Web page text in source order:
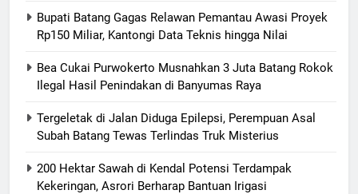
Bupati Batang Gagas Relawan Pemantau Awasi Proyek
Rp150 Miliar, Kantongi Data Teknis hingga Nilai
Bea Cukai Purwokerto Musnahkan 3 Juta Batang Rokok
Ilegal Hasil Penindakan di Banyumas Raya
Tergeletak di Jalan Diduga Epilepsi, Perempuan Asal
Subah Batang Tewas Terlindas Truk Misterius
200 Hektar Sawah di Kendal Potensi Terdampak
Kekeringan, Asrori Berharap Bantuan Irigasi